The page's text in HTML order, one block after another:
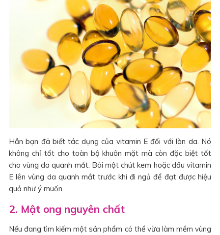
Hẳn bạn đã biết tác dụng của vitamin E đối với làn da. Nó
không chỉ tốt cho toàn bộ khuôn mặt mà còn đặc biệt tốt
cho vùng da quanh mắt. Bôi một chút kem hoặc dầu vitamin
E lên vùng da quanh mắt trước khi đi ngủ để đạt được hiệu
quả như ý muốn.
2. Mật ong nguyên chất
Nếu đang tìm kiếm một sản phẩm có thể vừa làm mềm vùng